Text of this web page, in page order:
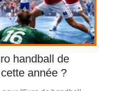
handball de
année ?